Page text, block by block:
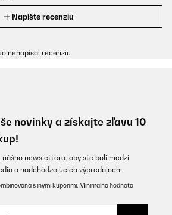
Napíšte recenziu
nenapísal recenziu.
novinky a získajte zľavu 10
newslettera, aby ste boli medzi
o nadchádzajúcich výpredajoch.
s inými kupónmi. Minimálna hodnota